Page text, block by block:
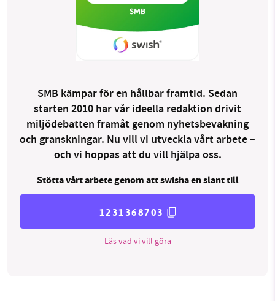
SMB kämpar för en hållbar framtid. Sedan
starten 2010 har vår ideella redaktion drivit
miljödebatten framåt genom nyhetsbevakning
och granskningar. Nu vill vi utveckla vårt arbete –
och vi hoppas att du vill hjälpa oss.
Stötta vårt arbete genom att swisha en slant till
1231368703
Läs vad vi vill göra